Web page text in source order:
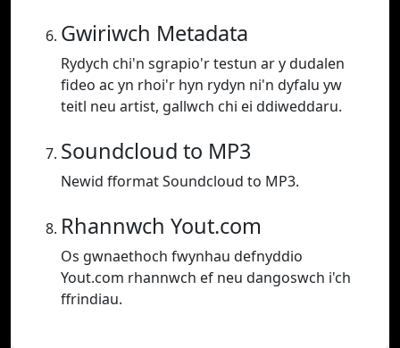
Gwiriwch Metadata
Rydych chi'n sgrapio'r testun ar y dudalen
fideo ac yn rhoi'r hyn rydyn ni'n dyfalu yw
teitl neu artist, gallwch chi ei ddiweddaru.
Soundcloud to MP3
Newid fformat Soundcloud to MP3.
Rhannwch Yout.com
Os gwnaethoch fwynhau defnyddio
Yout.com rhannwch ef neu dangoswch i'ch
ffrindiau.